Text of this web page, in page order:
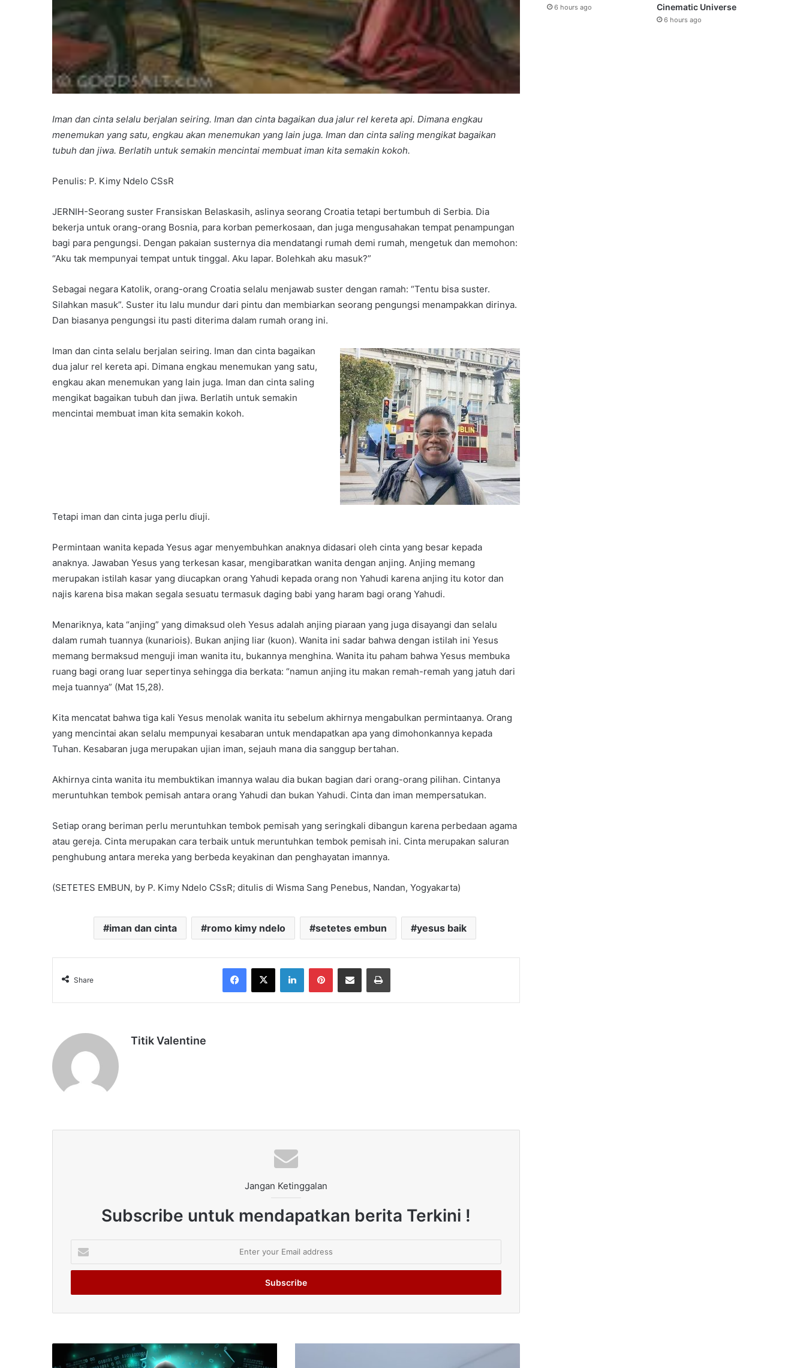
Iman dan cinta selalu berjalan seiring. Iman dan cinta bagaikan dua jalur rel kereta api. Dimana engkau
menemukan yang satu, engkau akan menemukan yang lain juga. Iman dan cinta saling mengikat bagaikan
tubuh dan jiwa. Berlatih untuk semakin mencintai membuat iman kita semakin kokoh.
Penulis: P. Kimy Ndelo CSsR
JERNIH-Seorang suster Fransiskan Belaskasih, aslinya seorang Croatia tetapi bertumbuh di Serbia. Dia
bekerja untuk orang-orang Bosnia, para korban pemerkosaan, dan juga mengusahakan tempat penampungan
bagi para pengungsi. Dengan pakaian susternya dia mendatangi rumah demi rumah, mengetuk dan memohon:
“Aku tak mempunyai tempat untuk tinggal. Aku lapar. Bolehkah aku masuk?”
Sebagai negara Katolik, orang-orang Croatia selalu menjawab suster dengan ramah: “Tentu bisa suster.
Silahkan masuk”. Suster itu lalu mundur dari pintu dan membiarkan seorang pengungsi menampakkan dirinya.
Dan biasanya pengungsi itu pasti diterima dalam rumah orang ini.
Iman dan cinta selalu berjalan seiring. Iman dan cinta bagaikan
dua jalur rel kereta api. Dimana engkau menemukan yang satu,
engkau akan menemukan yang lain juga. Iman dan cinta saling
mengikat bagaikan tubuh dan jiwa. Berlatih untuk semakin
mencintai membuat iman kita semakin kokoh.
Tetapi iman dan cinta juga perlu diuji.
Permintaan wanita kepada Yesus agar menyembuhkan anaknya didasari oleh cinta yang besar kepada
anaknya. Jawaban Yesus yang terkesan kasar, mengibaratkan wanita dengan anjing. Anjing memang
merupakan istilah kasar yang diucapkan orang Yahudi kepada orang non Yahudi karena anjing itu kotor dan
najis karena bisa makan segala sesuatu termasuk daging babi yang haram bagi orang Yahudi.
Menariknya, kata “anjing” yang dimaksud oleh Yesus adalah anjing piaraan yang juga disayangi dan selalu
dalam rumah tuannya (kunariois). Bukan anjing liar (kuon). Wanita ini sadar bahwa dengan istilah ini Yesus
memang bermaksud menguji iman wanita itu, bukannya menghina. Wanita itu paham bahwa Yesus membuka
ruang bagi orang luar sepertinya sehingga dia berkata: “namun anjing itu makan remah-remah yang jatuh dari
meja tuannya” (Mat 15,28).
Kita mencatat bahwa tiga kali Yesus menolak wanita itu sebelum akhirnya mengabulkan permintaanya. Orang
yang mencintai akan selalu mempunyai kesabaran untuk mendapatkan apa yang dimohonkannya kepada
Tuhan. Kesabaran juga merupakan ujian iman, sejauh mana dia sanggup bertahan.
Akhirnya cinta wanita itu membuktikan imannya walau dia bukan bagian dari orang-orang pilihan. Cintanya
meruntuhkan tembok pemisah antara orang Yahudi dan bukan Yahudi. Cinta dan iman mempersatukan.
Setiap orang beriman perlu meruntuhkan tembok pemisah yang seringkali dibangun karena perbedaan agama
atau gereja. Cinta merupakan cara terbaik untuk meruntuhkan tembok pemisah ini. Cinta merupakan saluran
penghubung antara mereka yang berbeda keyakinan dan penghayatan imannya.
(SETETES EMBUN, by P. Kimy Ndelo CSsR; ditulis di Wisma Sang Penebus, Nandan, Yogyakarta)
iman dan cinta romo kimy ndelo setetes embun yesus baik
Share
Facebook
X LinkedInPinterestShare via Email Print
Titik Valentine
Jangan Ketinggalan
Subscribe untuk mendapatkan berita Terkini !
your
Email
6 hours ago
Cinematic Universe
6 hours ago